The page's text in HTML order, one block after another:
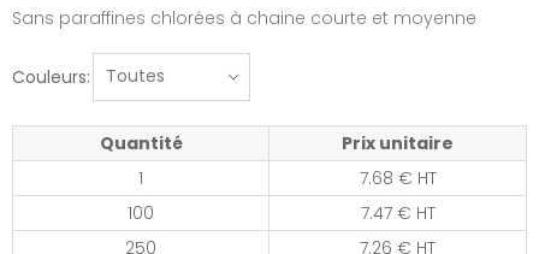
Sans paraffines chlorées à chaine courte et moyenne
Couleurs:
Quantité
Prix unitaire
1
7.68 € HT
100
7.47 € HT
250
7.26 € HT